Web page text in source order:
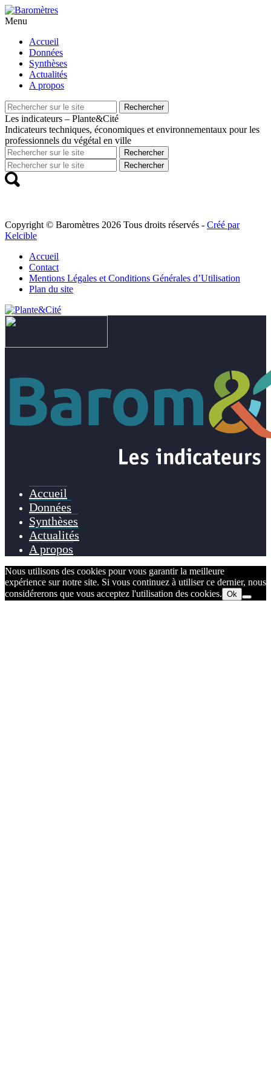
Menu
contenu
principal
Accueil
Données
Synthèses
Actualités
A propos
Recherche
pour
Rechercher
Les indicateurs – Plante&Cité
Indicateurs techniques, économiques et environnementaux pour les
professionnels du végétal en ville
Recherche
pour
Rechercher
Recherche
pour
Rechercher
Copyright © Baromètres 2026 Tous droits réservés - Créé par
Kelcible
Accueil
Contact
Mentions Légales et Conditions Générales d’Utilisation
Plan du site
Accueil
Données
Synthèses
Actualités
A propos
Nous utilisons des cookies pour vous garantir la meilleure
expérience sur notre site. Si vous continuez à utiliser ce dernier, nous
considérerons que vous acceptez l'utilisation des cookies. Ok